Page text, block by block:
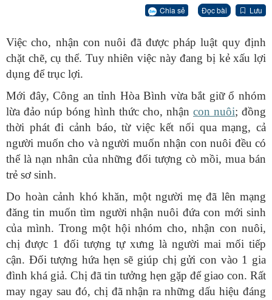
Chia sẻ Đọc bài Lưu
Việc cho, nhận con nuôi đã được pháp luật quy định
chặt chẽ, cụ thể. Tuy nhiên việc này đang bị kẻ xấu lợi
dụng để trục lợi.
Mới đây, Công an tỉnh Hòa Bình vừa bắt giữ ổ nhóm
lừa đảo núp bóng hình thức cho, nhận con nuôi; đồng
thời phát đi cảnh báo, từ việc kết nối qua mạng, cả
người muốn cho và người muốn nhận con nuôi đều có
thể là nạn nhân của những đối tượng cò mồi, mua bán
trẻ sơ sinh.
Do hoàn cảnh khó khăn, một người mẹ đã lên mạng
đăng tin muốn tìm người nhận nuôi đứa con mới sinh
của mình. Trong một hội nhóm cho, nhận con nuôi,
chị được 1 đối tượng tự xưng là người mai mối tiếp
cận. Đối tượng hứa hẹn sẽ giúp chị gửi con vào 1 gia
đình khá giả. Chị đã tin tưởng hẹn gặp để giao con. Rất
may ngay sau đó, chị đã nhận ra những dấu hiệu đáng